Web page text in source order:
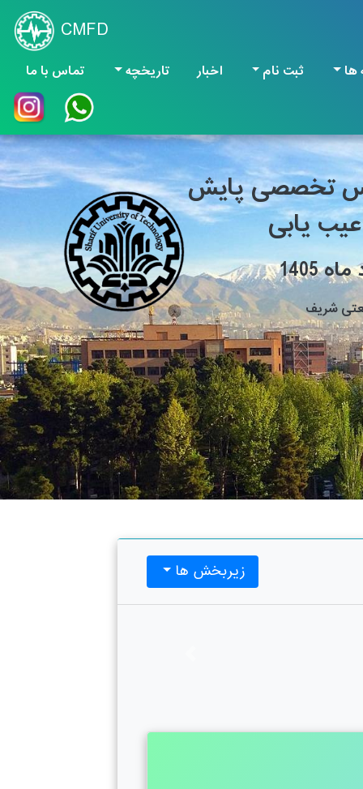
CMFD
ها ثبت نام اخبار تاریخچه تماس با ما
تخصصی پایش
یابی
شریف
زیربخش ها